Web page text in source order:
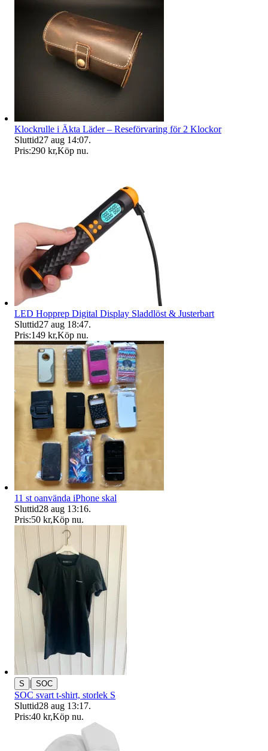
Klockrulle i Äkta Läder – Reseförvaring för 2 Klockor
Sluttid27 aug 14:07.
Pris:290 kr,Köp nu.
LED Hopprep Digital Display Sladdlöst & Justerbart
Sluttid27 aug 18:47.
Pris:149 kr,Köp nu.
11 st oanvända iPhone skal
Sluttid28 aug 13:16.
Pris:50 kr,Köp nu.
S | SOC
SOC svart t-shirt, storlek S
Sluttid28 aug 13:17.
Pris:40 kr,Köp nu.